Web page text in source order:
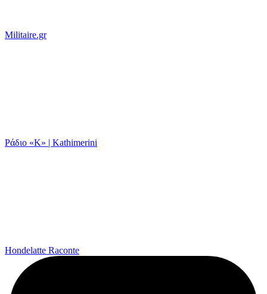
Militaire.gr
Ράδιο «Κ» | Kathimerini
Hondelatte Raconte